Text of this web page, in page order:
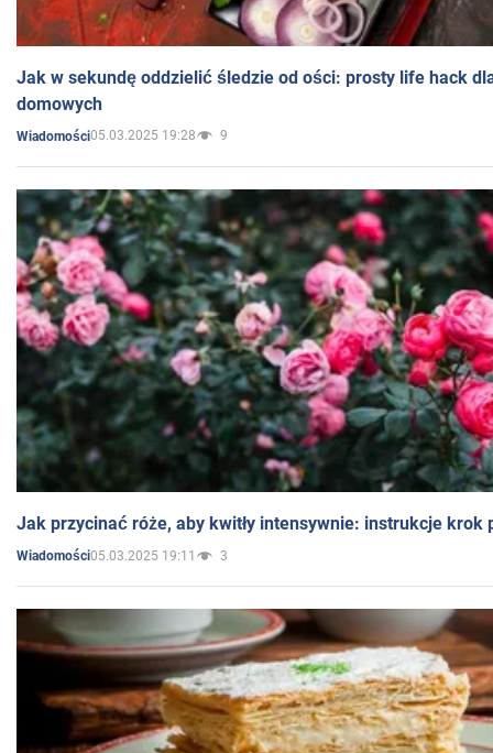
Jak w sekundę oddzielić śledzie od ości: prosty life hack
domowych
Wiadomości05.03.2025 19:28 9
Jak przycinać róże, aby kwitły intensywnie: instrukcje krok
Wiadomości05.03.2025 19:11 3